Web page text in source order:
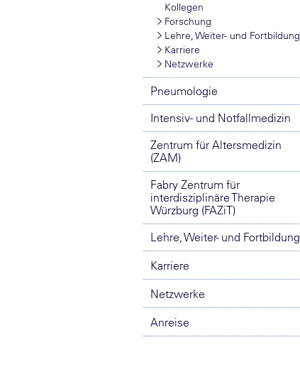
Kollegen
Forschung
Lehre, Weiter- und Fortbildung
Karriere
Netzwerke
Pneumologie
Intensiv- und Notfallmedizin
Zentrum für Altersmedizin
(ZAM)
Fabry Zentrum für
interdisziplinäre Therapie
Würzburg (FAZiT)
Lehre, Weiter- und Fortbildung
Karriere
Netzwerke
Anreise